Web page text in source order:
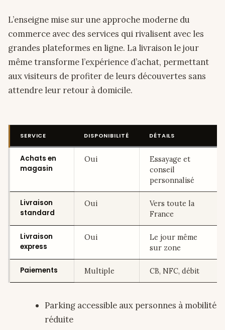
L’enseigne mise sur une approche moderne du
commerce avec des services qui rivalisent avec les
grandes plateformes en ligne. La livraison le jour
même transforme l’expérience d’achat, permettant
aux visiteurs de profiter de leurs découvertes sans
attendre leur retour à domicile.
SERVICE DISPONIBILITÉ DÉTAILS
Achats en
magasin
Oui
Essayage et
conseil
personnalisé
Livraison
standard
Oui
Vers toute la
France
Livraison
express
Oui
Le jour même
sur zone
Paiements Multiple CB, NFC, débit
Parking accessible aux personnes à mobilité
réduite